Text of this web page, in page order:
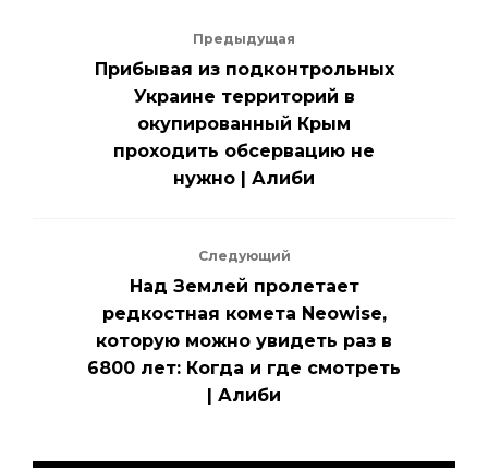
Предыдущая
Прибывая из подконтрольных
Украине территорий в
окупированный Крым
проходить обсервацию не
нужно | Алиби
Следующий
Над Землей пролетает
редкостная комета Neowise,
которую можно увидеть раз в
6800 лет: Когда и где смотреть
| Алиби